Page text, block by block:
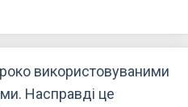
використовуваними
Насправді це